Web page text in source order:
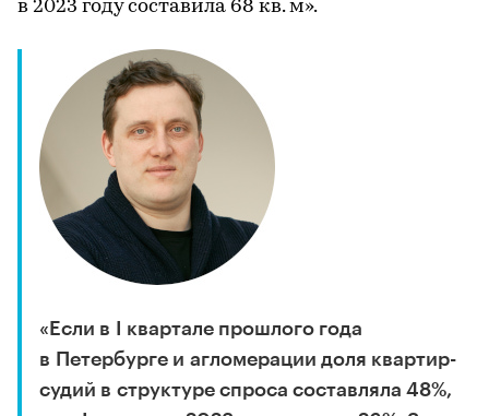
в 2023 году составила 68 кв. м».
«Если в I квартале прошлого года
в Петербурге и агломерации доля квартир-
судий в структуре спроса составляла 48%,